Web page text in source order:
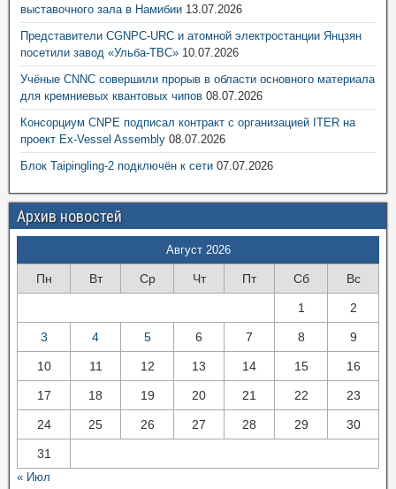
выставочного зала в Намибии 13.07.2026
Представители CGNPC-URC и атомной электростанции Янцзян
посетили завод «Ульба-ТВС» 10.07.2026
Учёные CNNC совершили прорыв в области основного материала
для кремниевых квантовых чипов 08.07.2026
Консорциум CNPE подписал контракт с организацией ITER на
проект Ex-Vessel Assembly 08.07.2026
Блок Taipingling-2 подключён к сети 07.07.2026
Архив новостей
Август 2026
Пн Вт Ср Чт Пт Сб Вс
1 2
3 4 5 6 7 8 9
10 11 12 13 14 15 16
17 18 19 20 21 22 23
24 25 26 27 28 29 30
31
« Июл